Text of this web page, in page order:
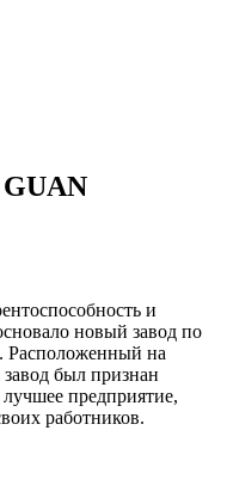
и
новый завод по
Расположенный на
был признан
предприятие,
работников.